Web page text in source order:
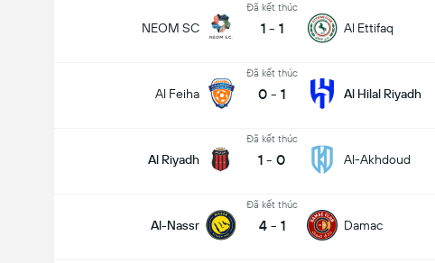
NEOM SC
Đã kết thúc
1 - 1 Al Ettifaq
Al Feiha
Đã kết thúc
0 - 1 Al Hilal Riyadh
Al Riyadh
Đã kết thúc
1 - 0 Al-Akhdoud
Al-Nassr
Đã kết thúc
4 - 1 Damac